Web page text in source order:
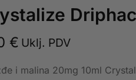
€ Uklj. PDV
i malina 20mg 10ml